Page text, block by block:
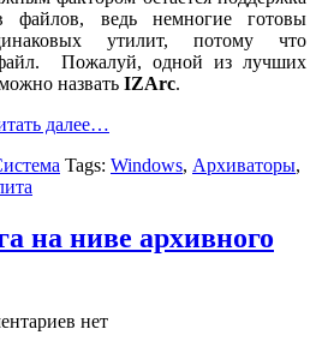
файлов, ведь немногие готовы
утилит, потому что
Пожалуй, одной из лучших
назвать IZArc.
далее…
Tags: Windows, Архиваторы,
на ниве архивного
нет